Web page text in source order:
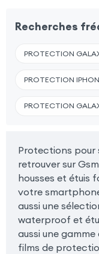
Recherches
PROTECTION
PROTECTION
PROTECTION
Protections
retrouver sur
housses et étuis
votre
aussi une
waterproof et
aussi une
films de